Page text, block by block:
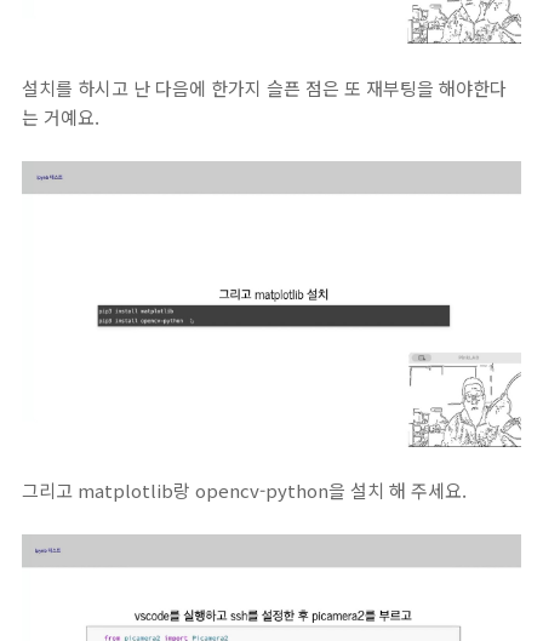
설치를 하시고 난 다음에 한가지 슬픈 점은 또 재부팅을 해야한다
는 거예요.
그리고 matplotlib랑 opencv-python을 설치 해 주세요.